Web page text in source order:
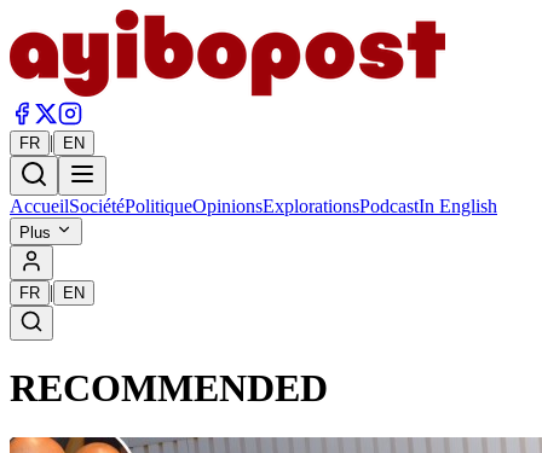
FR | EN
AccueilSociétéPolitiqueOpinionsExplorationsPodcastIn English
Plus
FR | EN
RECOMMENDED